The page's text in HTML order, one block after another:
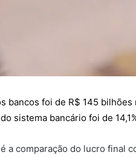
bancos foi de R$ 145 bilhões
sistema bancário foi de
a comparação do lucro final